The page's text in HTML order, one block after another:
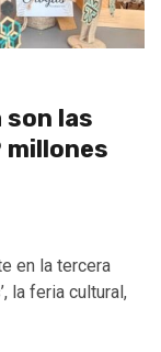
son las
millones
en la tercera
la feria cultural,